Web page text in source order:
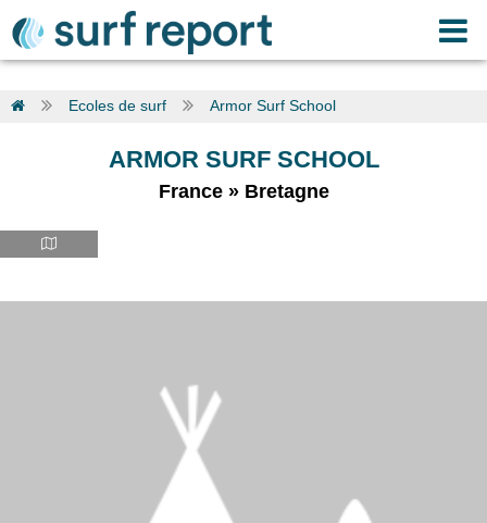
Ecoles de surf Armor Surf School
ARMOR SURF SCHOOL
France» Bretagne